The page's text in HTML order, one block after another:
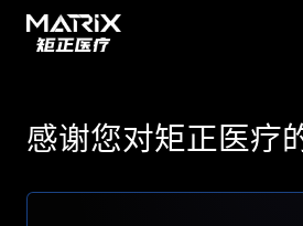
感谢您对矩正医疗